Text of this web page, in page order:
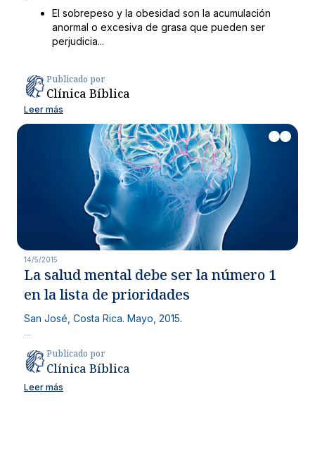
El sobrepeso y la obesidad son la acumulación
anormal o excesiva de grasa que pueden ser
perjudicia...
Publicado por
Clínica Bíblica
Leer más
14/5/2015
La salud mental debe ser la número 1
en la lista de prioridades
San José, Costa Rica. Mayo, 2015.
Publicado por
Clínica Bíblica
Leer más